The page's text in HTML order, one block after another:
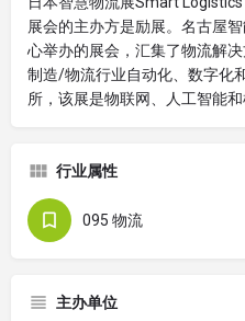
展会的主办方是励展。名古屋
心举办的展会，汇集了物流解
制造/物流行业自动化、数字化
所，该展是物联网、人工智能和
行业属性
095 物流
主办单位